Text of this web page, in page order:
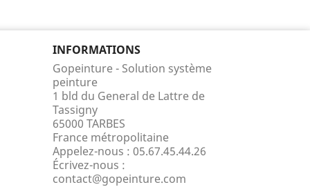
INFORMATIONS
Gopeinture - Solution système
peinture
1 bld du General de Lattre de
Tassigny
65000 TARBES
France métropolitaine
Appelez-nous : 05.67.45.44.26
Écrivez-nous :
contact@gopeinture.com